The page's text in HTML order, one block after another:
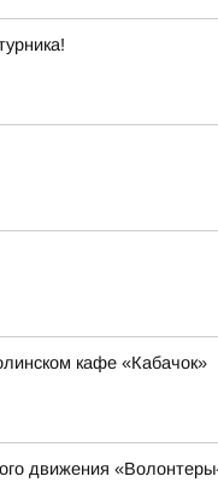
кафе «Кабачок»
движения